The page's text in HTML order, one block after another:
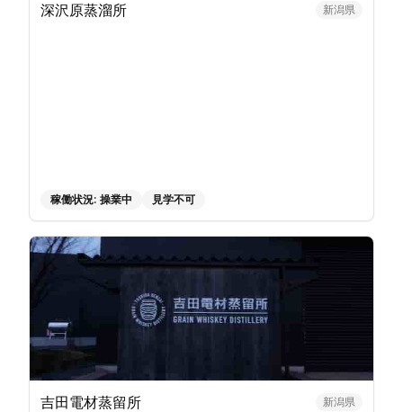
深沢原蒸溜所 新潟県
稼働状況: 操業中 見学不可
吉田電材蒸留所 新潟県